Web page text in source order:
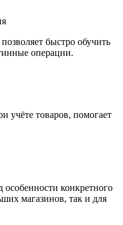
быстро обучить
операции.
учёте товаров, помогает
особенности конкретного
магазинов, так и для